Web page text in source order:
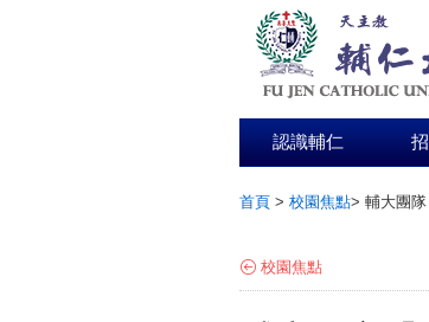
認識輔仁
首頁 > 校園焦點> 輔大團
校園焦點